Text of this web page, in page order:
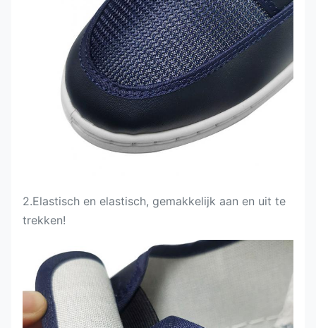
2.Elastisch en elastisch, gemakkelijk aan en uit te
trekken!